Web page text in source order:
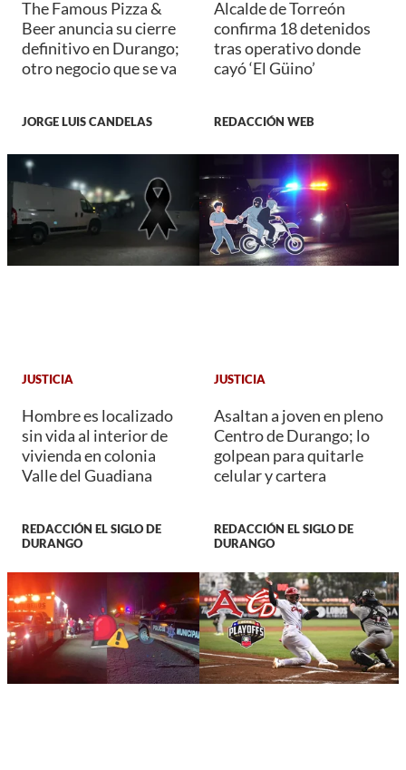
The Famous Pizza &
Beer anuncia su cierre
definitivo en Durango;
otro negocio que se va
JORGE LUIS CANDELAS
Alcalde de Torreón
confirma 18 detenidos
tras operativo donde
cayó ‘El Güino’
REDACCIÓN WEB
JUSTICIA
Hombre es localizado
sin vida al interior de
vivienda en colonia
Valle del Guadiana
REDACCIÓN EL SIGLO DE
DURANGO
JUSTICIA
Asaltan a joven en pleno
Centro de Durango; lo
golpean para quitarle
celular y cartera
REDACCIÓN EL SIGLO DE
DURANGO